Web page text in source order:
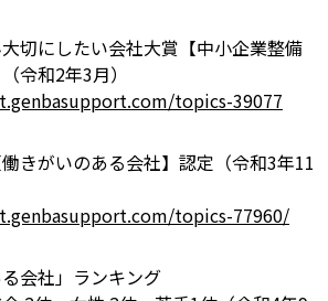
切にしたい会社大賞【中小企業整備
令和2年3月）
topics-39077
きがいのある会社】認定（令和3年11
topics-77960/
る会社」ランキング